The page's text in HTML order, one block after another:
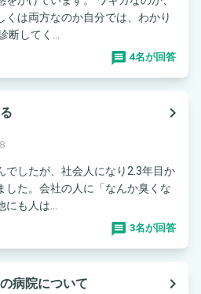
くは両方なのか自分では、わかり
断してく...
4名が回答
navigate_next
でしたが、社会人になり2.3年目か
した。会社の人に「なんか臭くな
も人は...
3名が回答
病院について
navigate_next